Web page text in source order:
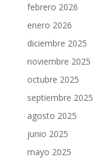
febrero 2026
enero 2026
diciembre 2025
noviembre 2025
octubre 2025
septiembre 2025
agosto 2025
junio 2025
mayo 2025